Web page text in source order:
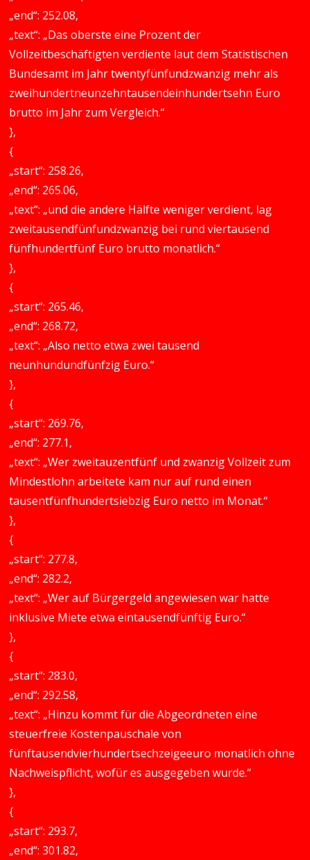
„end“: 252.08,
„text“: „Das oberste eine Prozent der
Vollzeitbeschäftigten verdiente laut dem Statistischen
Bundesamt im Jahr twentyfünfundzwanzig mehr als
zweihundertneunzehntausendeinhundertsehn Euro
brutto im Jahr zum Vergleich.“
},
{
„start“: 258.26,
„end“: 265.06,
„text“: „und die andere Hälfte weniger verdient, lag
zweitausendfünfundzwanzig bei rund viertausend
fünfhundertfünf Euro brutto monatlich.“
},
{
„start“: 265.46,
„end“: 268.72,
„text“: „Also netto etwa zwei tausend
neunhundundfünfzig Euro.“
},
{
„start“: 269.76,
„end“: 277.1,
„text“: „Wer zweitauzentfünf und zwanzig Vollzeit zum
Mindestlohn arbeitete kam nur auf rund einen
tausentfünfhundertsiebzig Euro netto im Monat.“
},
{
„start“: 277.8,
„end“: 282.2,
„text“: „Wer auf Bürgergeld angewiesen war hatte
inklusive Miete etwa eintausendfünftig Euro.“
},
{
„start“: 283.0,
„end“: 292.58,
„text“: „Hinzu kommt für die Abgeordneten eine
steuerfreie Kostenpauschale von
fünftausendvierhundertsechzeigeeuro monatlich ohne
Nachweispflicht, wofür es ausgegeben wurde.“
},
{
„start“: 293.7,
„end“: 301.82,